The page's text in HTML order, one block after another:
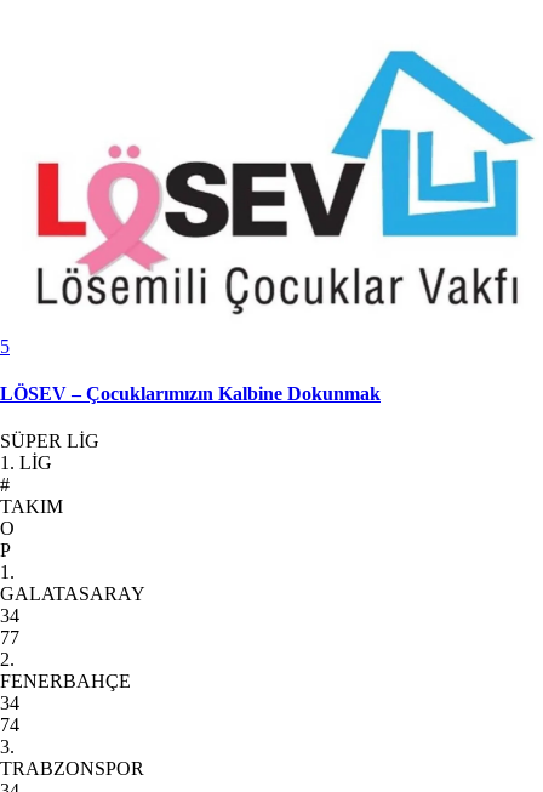
5
LÖSEV – Çocuklarımızın Kalbine Dokunmak
SÜPER LİG
1. LİG
#
TAKIM
O
P
1.
GALATASARAY
34
77
2.
FENERBAHÇE
34
74
3.
TRABZONSPOR